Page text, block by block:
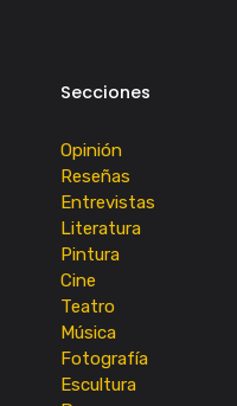
Secciones
Opinión
Reseñas
Entrevistas
Literatura
Pintura
Cine
Teatro
Música
Fotografía
Escultura